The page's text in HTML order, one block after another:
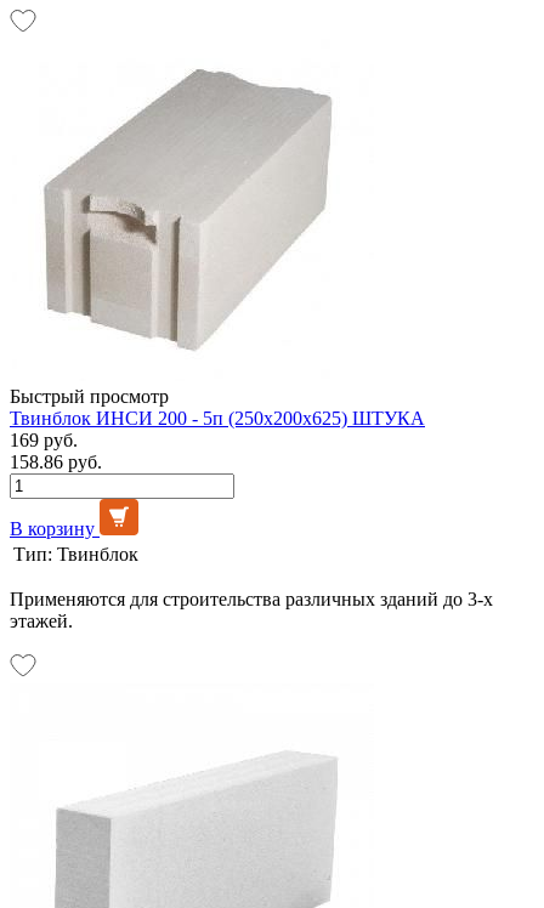
Быстрый просмотр
Твинблок ИНСИ 200 - 5п (250х200х625) ШТУКА
169 руб.
158.86 руб.
В корзину
Тип: Твинблок
Применяются для строительства различных зданий до 3-х
этажей.